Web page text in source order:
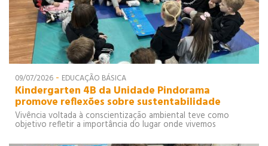
INFORMÁTICA
92
90
09/07/2026 - EDUCAÇÃO BÁSICA
Kindergarten 4B da Unidade Pindorama
promove reflexões sobre sustentabilidade
Vivência voltada à conscientização ambiental teve como
objetivo refletir a importância do lugar onde vivemos